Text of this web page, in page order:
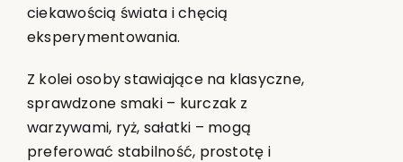
ciekawością świata i chęcią
eksperymentowania.
Z kolei osoby stawiające na klasyczne,
sprawdzone smaki – kurczak z
warzywami, ryż, sałatki – mogą
preferować stabilność, prostotę i